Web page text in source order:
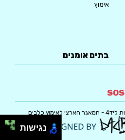
אימוץ
בתים אומנים
SOS
נגישות